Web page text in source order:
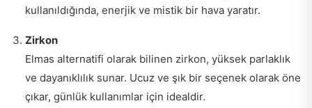
kullanıldığında, enerjik ve mistik bir hava yaratır.
Zirkon
Elmas alternatifi olarak bilinen zirkon, yüksek parlaklık
ve dayanıklılık sunar. Ucuz ve şık bir seçenek olarak öne
çıkar, günlük kullanımlar için idealdir.